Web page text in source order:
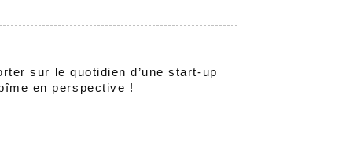
sur le quotidien d’une start-up
en perspective !